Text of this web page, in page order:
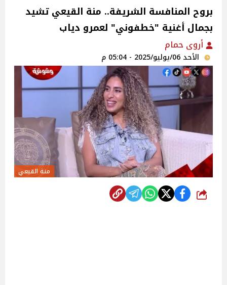
بروح المنافسة الشريفة.. منة القيعي تشيد
بجمال أغنية "خطفوني" لعمرو دياب‎
أروى حمام
الأحد 06/يوليو/2025 - 05:04 م
منة القيعي
شارك